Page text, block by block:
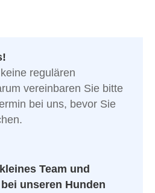
regulären
vereinbaren Sie bitte
bei uns, bevor Sie
Team und
unseren Hunden